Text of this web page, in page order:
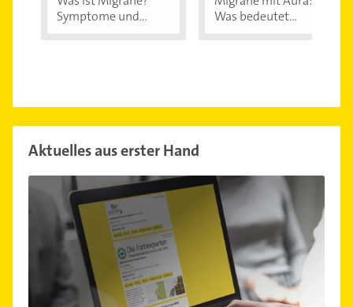
Symptome und...
Was bedeutet...
Aktuelles aus erster Hand